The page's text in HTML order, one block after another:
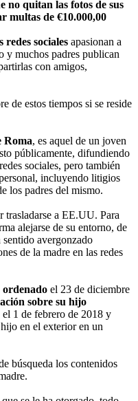
no quitan las fotos de sus
multas de €10.000,00
sociales apasionan a
y muchos padres publican
con amigos,
de estos tiempos si se reside
Roma, es aquel de un joven
públicamente, difundiendo
sociales, pero también
incluyendo litigios
los padres del mismo.
trasladarse a EE.UU. Para
alejarse de su entorno, de
sentido avergonzado
de la madre en las redes
el 23 de diciembre
sobre su hijo
el 1 de febrero de 2018 y
en el exterior en un
búsqueda los contenidos